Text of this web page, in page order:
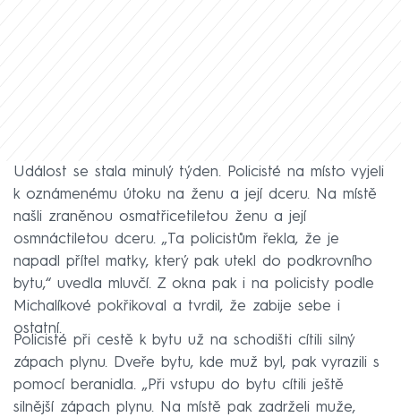
Událost se stala minulý týden. Policisté na místo vyjeli
k oznámenému útoku na ženu a její dceru. Na místě
našli zraněnou osmatřicetiletou ženu a její
osmnáctiletou dceru. „Ta policistům řekla, že je
napadl přítel matky, který pak utekl do podkrovního
bytu,“ uvedla mluvčí. Z okna pak i na policisty podle
Michalíkové pokřikoval a tvrdil, že zabije sebe i
ostatní.
Policisté při cestě k bytu už na schodišti cítili silný
zápach plynu. Dveře bytu, kde muž byl, pak vyrazili s
pomocí beranidla. „Při vstupu do bytu cítili ještě
silnější zápach plynu. Na místě pak zadrželi muže,